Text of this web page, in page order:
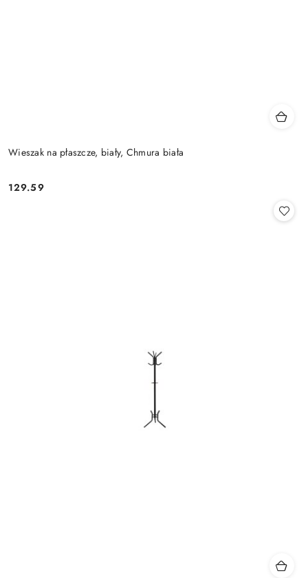
Wieszak na płaszcze, biały, Chmura biała
Cena:
129.59